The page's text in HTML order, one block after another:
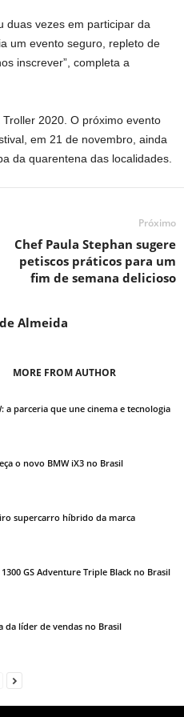
duas vezes em participar da
um evento seguro, repleto de
inscrever”, completa a
2020. O próximo evento
em 21 de novembro, ainda
da quarentena das localidades.
Próximo
Chef Paula Stephan sugere
petiscos práticos para um
fim de semana delicioso
Almeida
MORE FROM AUTHOR
a parceria que une cinema e tecnologia
o novo BMW iX3 no Brasil
supercarro híbrido da marca
GS Adventure Triple Black no Brasil
da líder de vendas no Brasil